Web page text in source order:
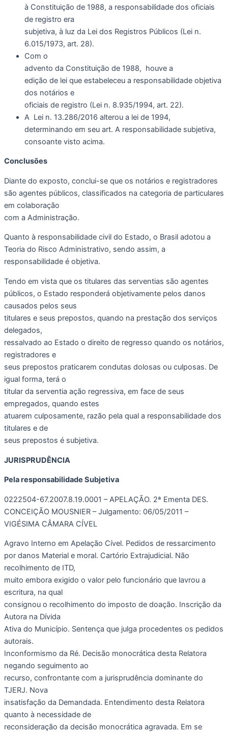
à Constituição de 1988, a responsabilidade dos oficiais
de registro era
subjetiva, à luz da Lei dos Registros Públicos (Lei n.
6.015/1973, art. 28).
Com o
advento da Constituição de 1988, houve a
edição de lei que estabeleceu a responsabilidade objetiva
dos notários e
oficiais de registro (Lei n. 8.935/1994, art. 22).
A Lei n. 13.286/2016 alterou a lei de 1994,
determinando em seu art. A responsabilidade subjetiva,
consoante visto acima.
Conclusões
Diante do exposto, conclui-se que os notários e registradores
são agentes públicos, classificados na categoria de particulares
em colaboração
com a Administração.
Quanto à responsabilidade civil do Estado, o Brasil adotou a
Teoria do Risco Administrativo, sendo assim, a
responsabilidade é objetiva.
Tendo em vista que os titulares das serventias são agentes
públicos, o Estado responderá objetivamente pelos danos
causados pelos seus
titulares e seus prepostos, quando na prestação dos serviços
delegados,
ressalvado ao Estado o direito de regresso quando os notários,
registradores e
seus prepostos praticarem condutas dolosas ou culposas. De
igual forma, terá o
titular da serventia ação regressiva, em face de seus
empregados, quando estes
atuarem culposamente, razão pela qual a responsabilidade dos
titulares e de
seus prepostos é subjetiva.
JURISPRUDÊNCIA
Pela responsabilidade Subjetiva
0222504-67.2007.8.19.0001 – APELAÇÃO. 2ª Ementa DES.
CONCEIÇÃO MOUSNIER – Julgamento: 06/05/2011 –
VIGÉSIMA CÂMARA CÍVEL
Agravo Interno em Apelação Cível. Pedidos de ressarcimento
por danos Material e moral. Cartório Extrajudicial. Não
recolhimento de ITD,
muito embora exigido o valor pelo funcionário que lavrou a
escritura, na qual
consignou o recolhimento do imposto de doação. Inscrição da
Autora na Dívida
Ativa do Município. Sentença que julga procedentes os pedidos
autorais.
Inconformismo da Ré. Decisão monocrática desta Relatora
negando seguimento ao
recurso, confrontante com a jurisprudência dominante do
TJERJ. Nova
insatisfação da Demandada. Entendimento desta Relatora
quanto à necessidade de
reconsideração da decisão monocrática agravada. Em se